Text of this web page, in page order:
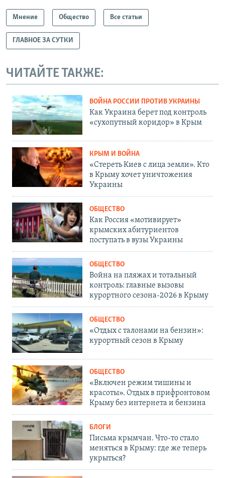
Мнение Общество Все статьи
ГЛАВНОЕ ЗА СУТКИ
ЧИТАЙТЕ ТАКЖЕ:
ВОЙНА РОССИИ ПРОТИВ УКРАИНЫ
Как Украина берет под контроль
«сухопутный коридор» в Крым
КРЫМ И ВОЙНА
«Стереть Киев с лица земли». Кто
в Крыму хочет уничтожения
Украины
ОБЩЕСТВО
Как Россия «мотивирует»
крымских абитуриентов
поступать в вузы Украины
ОБЩЕСТВО
Война на пляжах и тотальный
контроль: главные вызовы
курортного сезона-2026 в Крыму
ОБЩЕСТВО
«Отдых с талонами на бензин»:
курортный сезон в Крыму
ОБЩЕСТВО
«Включен режим тишины и
красоты». Отдых в прифронтовом
Крыму без интернета и бензина
БЛОГИ
Письма крымчан. Что-то стало
меняться в Крыму: где же теперь
укрыться?